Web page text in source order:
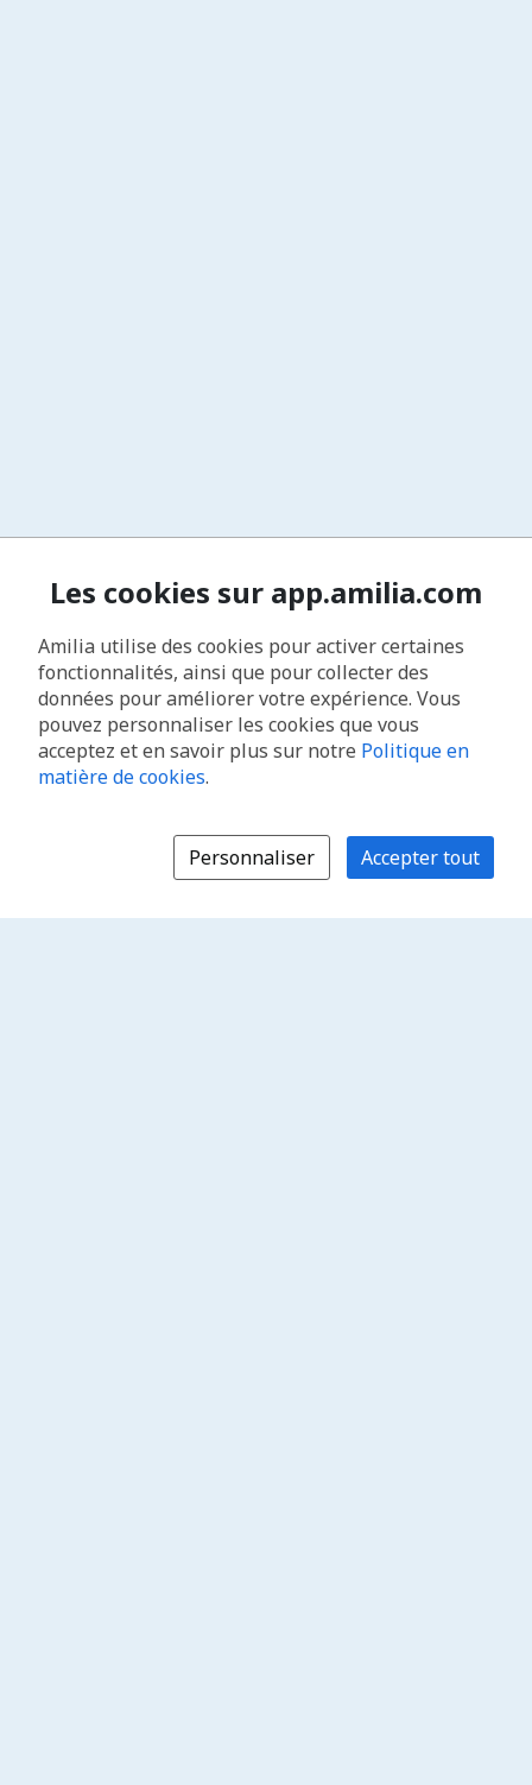
Les cookies sur app.amilia.com
Amilia utilise des cookies pour activer certaines
fonctionnalités, ainsi que pour collecter des
données pour améliorer votre expérience. Vous
pouvez personnaliser les cookies que vous
acceptez et en savoir plus sur notre Politique en
matière de cookies.
Personnaliser Accepter tout